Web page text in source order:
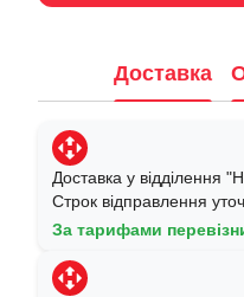
Доставка
Доставка у відділення
Строк відправлення
За тарифами